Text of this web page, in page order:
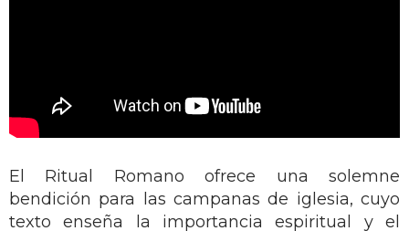
El Ritual Romano ofrece una solemne
bendición para las campanas de iglesia, cuyo
texto enseña la importancia espiritual y el